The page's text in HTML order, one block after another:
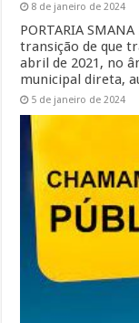
8 de janeiro de 2024
PORTARIA
transição de que
abril de 2021, no
municipal direta,
5 de janeiro de 2024